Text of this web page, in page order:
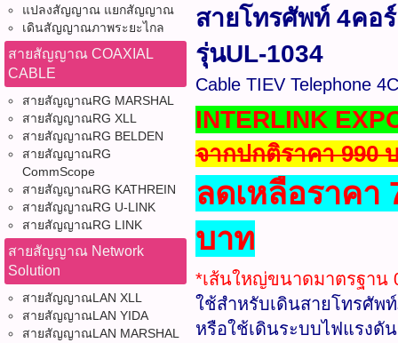
แปลงสัญญาณ แยกสัญญาณ
เดินสัญญาณภาพระยะไกล
สายสัญญาณ COAXIAL
CABLE
สายสัญญาณRG MARSHAL
สายสัญญาณRG XLL
สายสัญญาณRG BELDEN
สายสัญญาณRG
CommScope
สายสัญญาณRG KATHREIN
สายสัญญาณRG U-LINK
สายสัญญาณRG LINK
สายสัญญาณ Network
Solution
สายสัญญาณLAN XLL
สายสัญญาณLAN YIDA
สายสัญญาณLAN MARSHAL
สายโทรศัพท์ 4คอ
รุ่นUL-1034
Cable TIEV Telephone
INTERLINK
จากปกติราคา 990
ลดเหลือราคา
บาท
*เส้นใหญ่ขนาดมาตรฐาน
ใช้สำหรับเดินสายโทรศัพ
หรือใช้เดินระบบไฟแรงดั